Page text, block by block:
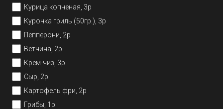
Курица копченая, 3р
Курочка гриль (50гр.), 3р
Пепперони, 2р
Ветчина, 2р
Крем-чиз, 3р
Сыр, 2р
Картофель фри, 2р
Грибы, 1р